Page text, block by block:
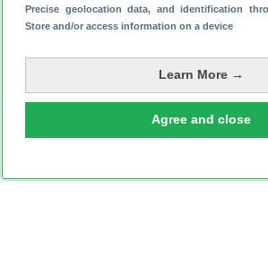
Precise geolocation data, and identification
Store and/or access information on a device
Learn More →
Agree and close